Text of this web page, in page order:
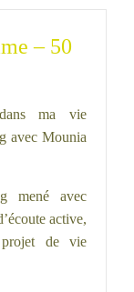
– 50
ma vie
avec Mounia
mené avec
active,
de vie